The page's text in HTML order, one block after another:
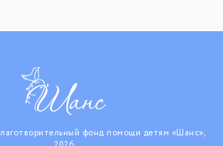
фонд помощи детям «Шанс»,